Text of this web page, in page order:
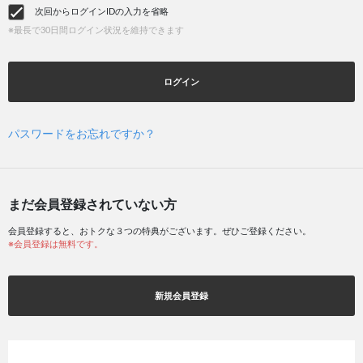
次回からログインIDの入力を省略
※最長で30日間ログイン状況を維持できます
ログイン
パスワードをお忘れですか？
まだ会員登録されていない方
会員登録すると、おトクな３つの特典がございます。ぜひご登録ください。
※会員登録は無料です。
新規会員登録